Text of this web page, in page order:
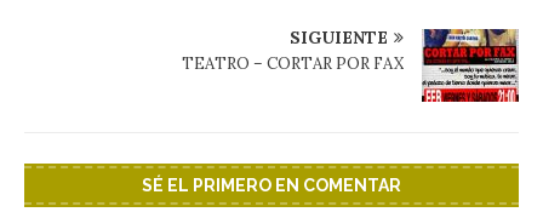
SIGUIENTE
TEATRO – CORTAR POR FAX
SÉ EL PRIMERO EN COMENTAR